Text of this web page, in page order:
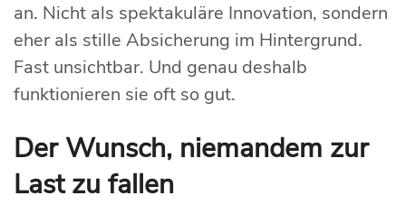
an. Nicht als spektakuläre Innovation, sondern
eher als stille Absicherung im Hintergrund.
Fast unsichtbar. Und genau deshalb
funktionieren sie oft so gut.
Der Wunsch, niemandem zur
Last zu fallen